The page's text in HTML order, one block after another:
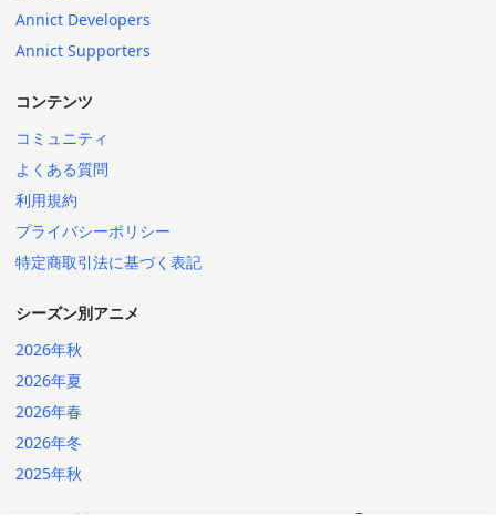
Annict Developers
Annict Supporters
コンテンツ
コミュニティ
よくある質問
利用規約
プライバシーポリシー
特定商取引法に基づく表記
シーズン別アニメ
2026年秋
2026年夏
2026年春
2026年冬
2025年秋